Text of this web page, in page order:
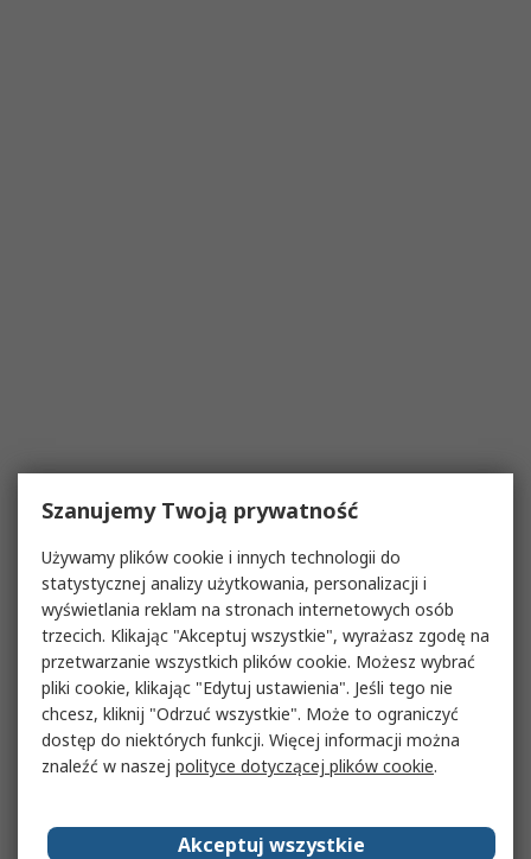
Szanujemy Twoją prywatność
Używamy plików cookie i innych technologii do
statystycznej analizy użytkowania, personalizacji i
wyświetlania reklam na stronach internetowych osób
trzecich. Klikając "Akceptuj wszystkie", wyrażasz zgodę na
przetwarzanie wszystkich plików cookie. Możesz wybrać
pliki cookie, klikając "Edytuj ustawienia". Jeśli tego nie
chcesz, kliknij "Odrzuć wszystkie". Może to ograniczyć
dostęp do niektórych funkcji. Więcej informacji można
znaleźć w naszej polityce dotyczącej plików cookie.
Akceptuj wszystkie